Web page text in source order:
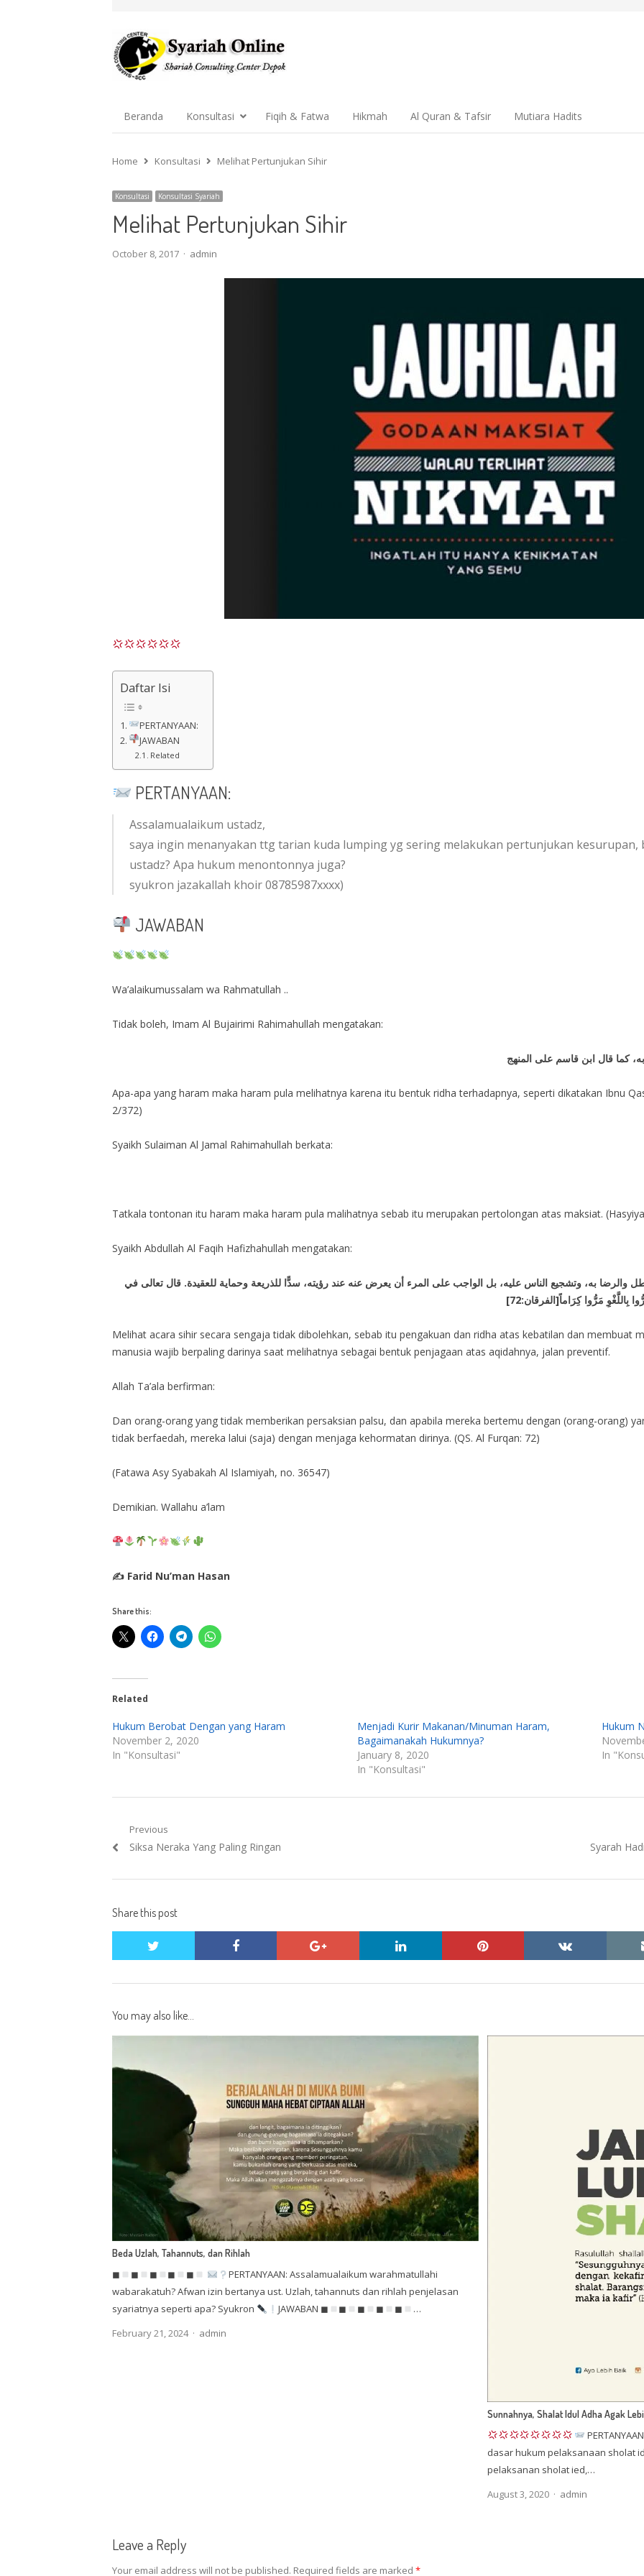
Beranda Konsultasi Fiqih & Fatwa Hikmah Al Quran & Tafsir Mutiara Hadits
Home
Konsultasi Melihat Pertunjukan Sihir
Konsultasi Konsultasi Syariah
Melihat Pertunjukan Sihir
October 8, 2017 Author
admin
Daftar Isi
PERTANYAAN:
JAWABAN
Related
PERTANYAAN:
Assalamualaikum ustadz,
saya ingin menanyakan ttg tarian kuda lumping yg sering melakukan pertunjukan kesurupan,
ustadz? Apa hukum menontonnya juga?
syukron jazakallah khoir 08785987xxxx)
JAWABAN
Wa’alaikumussalam wa Rahmatullah ..
Tidak boleh, Imam Al Bujairimi Rahimahullah mengatakan:
كما قال ابن قاسم على المنهج
Apa-apa yang haram maka haram pula melihatnya karena itu bentuk ridha terhadapnya, seperti dikatakan Ibnu
2/372)
Syaikh Sulaiman Al Jamal Rahimahullah berkata:
Tatkala tontonan itu haram maka haram pula malihatnya sebab itu merupakan pertolongan atas maksiat.
Syaikh Abdullah Al Faqih Hafizhahullah mengatakan:
والرضا به، وتشجيع الناس عليه، بل الواجب على المرء أن يعرض عنه عند رؤيته، سدًّا للذريعة وحماية للعقيدة. قال تعالى في
Melihat acara sihir secara sengaja tidak dibolehkan, sebab itu pengakuan dan ridha atas kebatilan dan membuat
manusia wajib berpaling darinya saat melihatnya sebagai bentuk penjagaan atas aqidahnya, jalan preventif.
Allah Ta’ala berfirman:
Dan orang-orang yang tidak memberikan persaksian palsu, dan apabila mereka bertemu dengan (orang-orang)
tidak berfaedah, mereka lalui (saja) dengan menjaga kehormatan dirinya. (QS. Al Furqan: 72)
(Fatawa Asy Syabakah Al Islamiyah, no. 36547)
Demikian. Wallahu a’lam
✍ Farid Nu’man Hasan
Share this:
Related
Hukum Berobat Dengan yang Haram
November 2, 2020
In "Konsultasi"
Menjadi Kurir Makanan/Minuman Haram,
Bagaimanakah Hukumnya?
January 8, 2020
In "Konsultasi"
Hukum
In
Post
navigation
Previous
Previous
Siksa Neraka Yang Paling Ringan
Next
Syarah
Share this post
twitter facebook google+ linkedin pinterest vkontakte
You may also like...
Beda Uzlah, Tahannuts, dan Rihlah
◼ ◼ ◼ ◼ ◼
PERTANYAAN: Assalamualaikum warahmatullahi
wabarakatuh? Afwan izin bertanya ust. Uzlah, tahannuts dan rihlah penjelasan
syariatnya seperti apa? Syukron
JAWABAN ◼ ◼ ◼ ◼ ◼
…
February 21, 2024
Author
admin
Sunnahnya, Shalat Idul Adha Agak
dasar hukum pelaksanaan sholat
pelaksanan sholat ied,…
August 3, 2020
Author
admin
Leave a Reply
Your email address will not be published. Required fields are marked *